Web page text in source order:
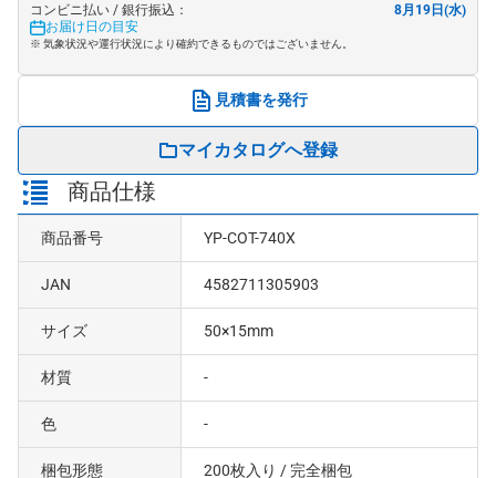
コンビニ払い / 銀行振込：
8月19日(水)
お届け日の目安
※ 気象状況や運行状況により確約できるものではございません。
見積書を発行
マイカタログへ登録
商品仕様
商品番号 YP-COT-740X
JAN 4582711305903
サイズ 50×15mm
材質 -
色 -
梱包形態 200枚入り / 完全梱包